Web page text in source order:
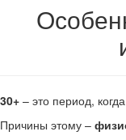
30+ – это период,
Причины этому –